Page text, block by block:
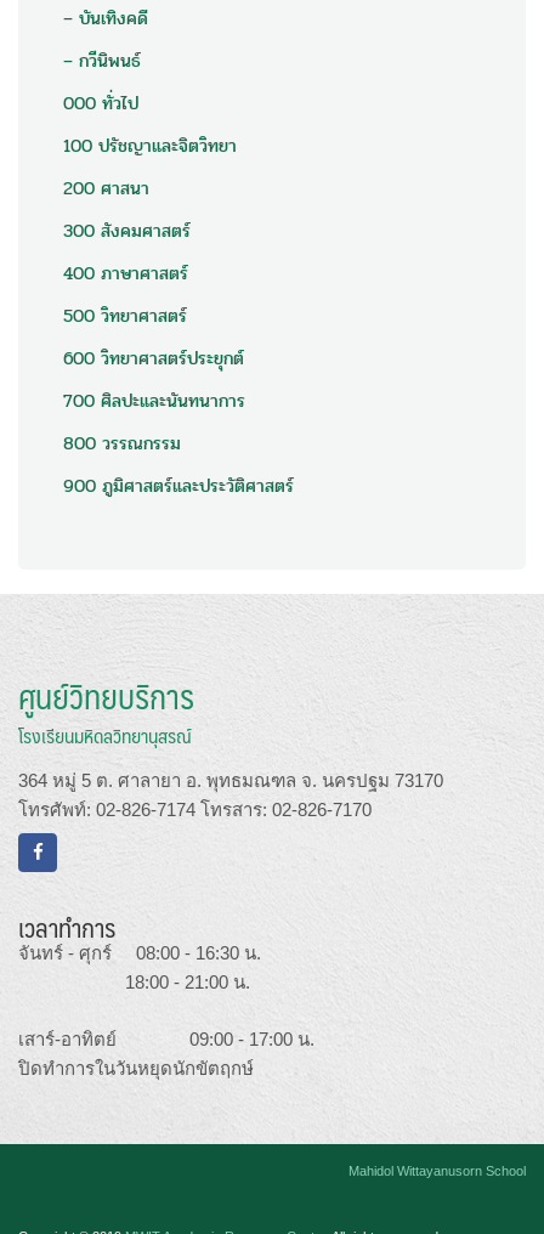
– บันเทิงคดี
– กวีนิพนธ์
000 ทั่วไป
100 ปรัชญาและจิตวิทยา
200 ศาสนา
300 สังคมศาสตร์
400 ภาษาศาสตร์
500 วิทยาศาสตร์
600 วิทยาศาสตร์ประยุกต์
700 ศิลปะและนันทนาการ
800 วรรณกรรม
900 ภูมิศาสตร์และประวัติศาสตร์
ศูนย์วิทยบริการ
โรงเรียนมหิดลวิทยานุสรณ์
364 หมู่ 5 ต. ศาลายา อ. พุทธมณฑล จ. นครปฐม 73170
โทรศัพท์: 02-826-7174 โทรสาร: 02-826-7170
เวลาทำการ
จันทร์ - ศุกร์ 08:00 - 16:30 น.
18:00 - 21:00 น.
เสาร์-อาทิตย์ 09:00 - 17:00 น.
ปิดทำการในวันหยุดนักขัตฤกษ์
Mahidol Wittayanusorn School